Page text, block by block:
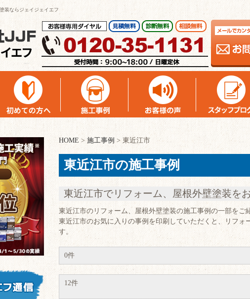
装ならジェイジェイエフ
HOME > 施工事例 > 東近江市
東近江市の施工事例
東近江市でリフォーム、屋根外壁塗装を
東近江市のリフォーム、屋根外壁塗装の施工事例の一部をご
東近江市のお気に入りの事例を印刷していただくと、リフ
す。
0件
12件